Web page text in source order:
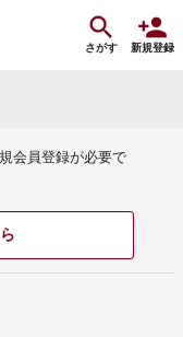
さがす 新規登録
会員登録が必要で